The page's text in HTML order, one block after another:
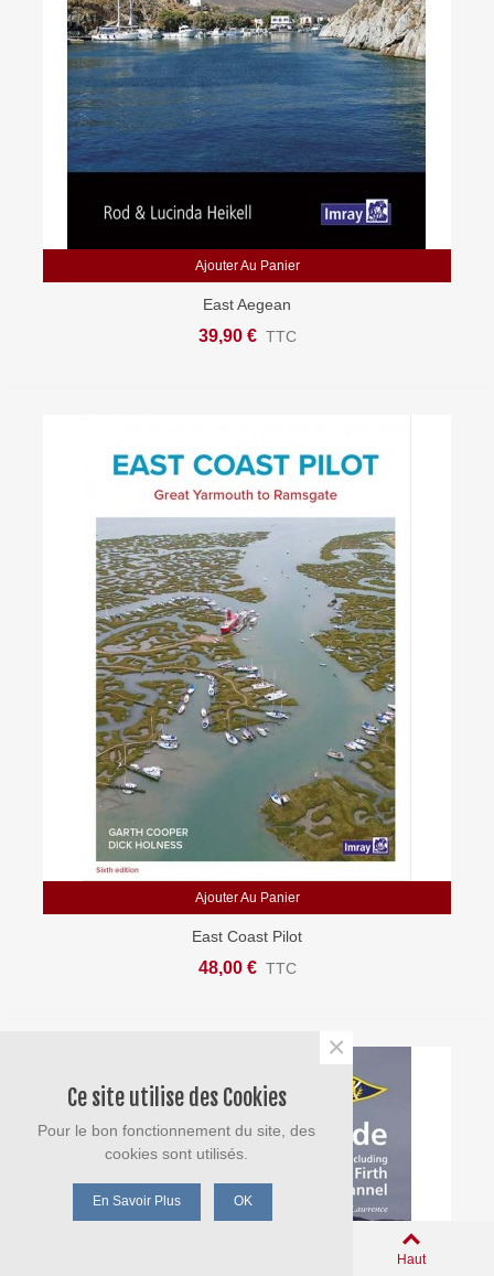
Ajouter Au Panier
East Aegean
39,90 € TTC
Ajouter Au Panier
East Coast Pilot
48,00 € TTC
Haut
Ce site utilise des Cookies
Pour le bon fonctionnement du site, des
cookies sont utilisés.
En Savoir Plus OK
×